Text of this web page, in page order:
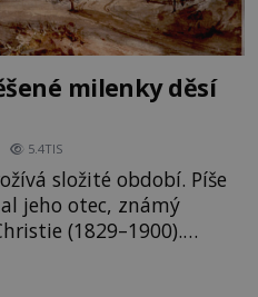
milenky děsí
5.4TIS
složité období. Píše
jeho otec, známý
(1829–1900).
ohromným